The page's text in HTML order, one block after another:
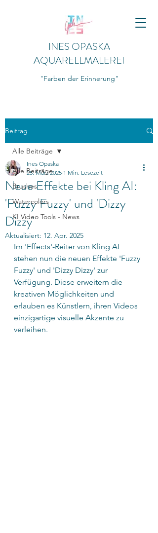
INES OPASKA
AQUARELLMALEREI
"Farben der Erinnerung"
Beitrag
Alle Beiträge
Brushes
Watercolors
KI Video Tools - News
Alle Beiträge
Neue Effekte bei Kling AI:
'Fuzzy Fuzzy' und 'Dizzy
Dizzy'
Ines Opaska
25. März 2025 1 Min. Lesezeit
Aktualisiert: 12. Apr. 2025
Im 'Effects'-Reiter von Kling AI
stehen nun die neuen Effekte 'Fuzzy
Fuzzy' und 'Dizzy Dizzy' zur
Verfügung. Diese erweitern die
kreativen Möglichkeiten und
erlauben es Künstlern, ihren Videos
einzigartige visuelle Akzente zu
verleihen.